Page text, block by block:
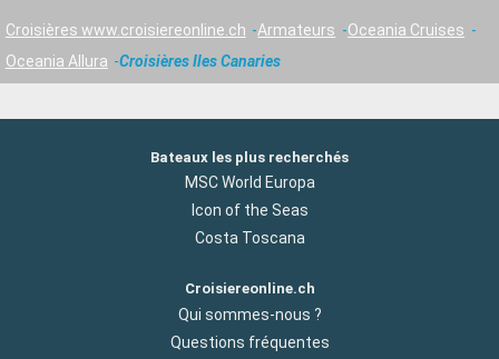
Croisières www.croisiereonline.ch Armateurs
Oceania Cruises
Oceania Allura
Croisières Iles Canaries
Bateaux les plus recherchés
MSC World Europa
Icon of the Seas
Costa Toscana
Croisiereonline.ch
Qui sommes-nous ?
Questions fréquentes